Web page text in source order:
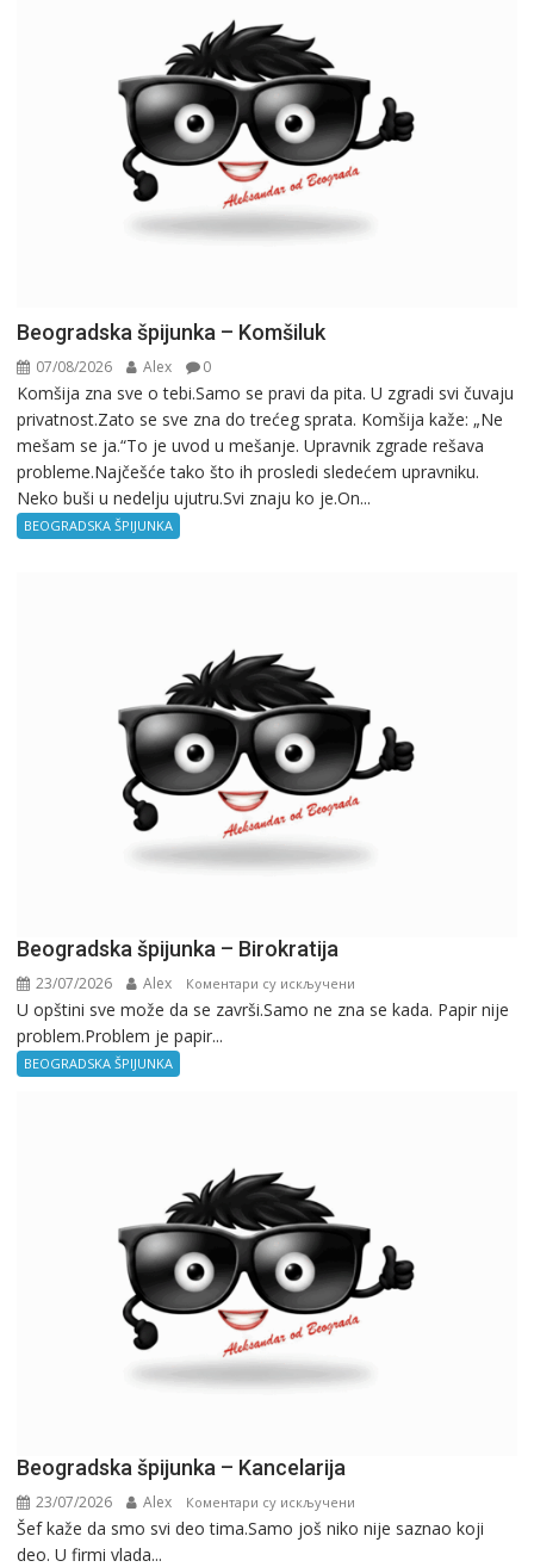
Beogradska špijunka – Komšiluk
07/08/2026 Alex 0
Komšija zna sve o tebi.Samo se pravi da pita. U zgradi svi čuvaju
privatnost.Zato se sve zna do trećeg sprata. Komšija kaže: „Ne
mešam se ja.“To je uvod u mešanje. Upravnik zgrade rešava
probleme.Najčešće tako što ih prosledi sledećem upravniku.
Neko buši u nedelju ujutru.Svi znaju ko je.On...
BEOGRADSKA ŠPIJUNKA
Beogradska špijunka – Birokratija
23/07/2026 Alex Коментари су искључени
Beogradska
U opštini sve može da se završi.Samo ne zna se kada. Papir nije
problem.Problem je papir...
BEOGRADSKA ŠPIJUNKA
Beogradska špijunka – Kancelarija
23/07/2026 Alex Коментари су искључени
Beogradska
Šef kaže da smo svi deo tima.Samo još niko nije saznao koji
deo. U firmi vlada...